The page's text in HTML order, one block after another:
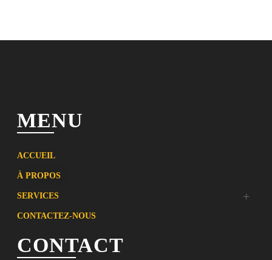
MENU
ACCUEIL
À PROPOS
SERVICES
CONTACTEZ-NOUS
CONTACT